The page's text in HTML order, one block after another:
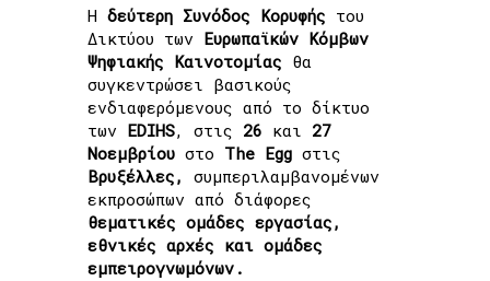
Η δεύτερη Συνόδος Κορυφής του
Δικτύου των Ευρωπαϊκών Κόμβων
Ψηφιακής Καινοτομίας θα
συγκεντρώσει βασικούς
ενδιαφερόμενους από το δίκτυο
των EDIHS, στις 26 και 27
Νοεμβρίου στο The Egg στις
Βρυξέλλες, συμπεριλαμβανομένων
εκπροσώπων από διάφορες
θεματικές ομάδες εργασίας,
εθνικές αρχές και ομάδες
εμπειρογνωμόνων.